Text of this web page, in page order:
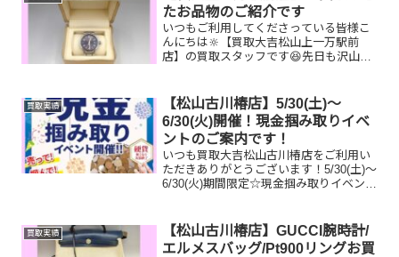
たお品物のご紹介です
いつもご利用してくださっている皆様こ
んにちは🔆【買取大吉松山上一万駅前
店】の買取スタッフです😆先日も沢山の
ネックレス ルイヴィトン タンブー
ルGMT 全国百...
買取実績
【松山古川椿店】5/30(土)～
6/30(火)開催！現金掴み取りイベ
ントのご案内です！
いつも買取大吉松山古川椿店をご利用い
ただきありがとうございます！5/30(土)～
6/30(火)期間限定☆現金掴み取りイベント
類、テレカ、切手、古銭、現行銭両替は
対...
買取実績
【松山古川椿店】GUCCI腕時計/
エルメスバッグ/Pt900リングお買